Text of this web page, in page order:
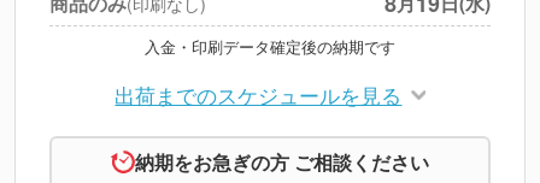
入金・印刷データ確定後の納期です
出荷までのスケジュールを見る
納期をお急ぎの方 ご相談ください